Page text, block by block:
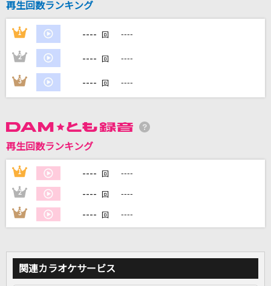
Official髭男dism
もっと見る
DAMに会員登録・ログインして
家族や友達と一緒に！練習にも！
再生回数ランキング
1 ---- 回 ----
2 ---- 回 ----
3 ---- 回 ----
再生回数ランキング
1 ---- 回 ----
2 ---- 回 ----
3 ---- 回 ----
関連カラオケサービス